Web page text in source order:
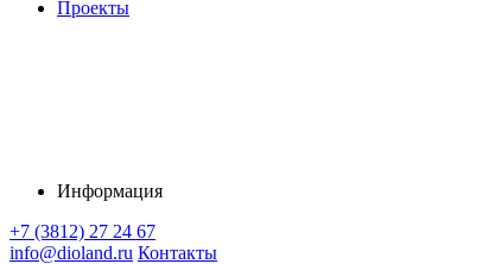
Проекты
Информация
+7 (3812) 27 24 67
info@dioland.ru Контакты